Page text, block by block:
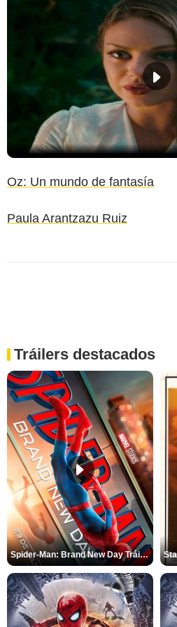
Oz: Un mundo de fantasía
Paula Arantzazu Ruiz
Tráilers destacados
Spider-Man: Brand New Day Tráiler (3)